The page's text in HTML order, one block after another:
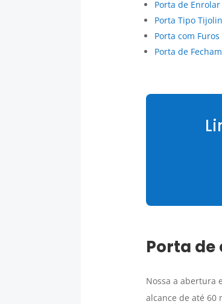
Porta de
Porta Tipo
Porta com
Porta de
Porta
Nossa a abertura
alcance de até 60